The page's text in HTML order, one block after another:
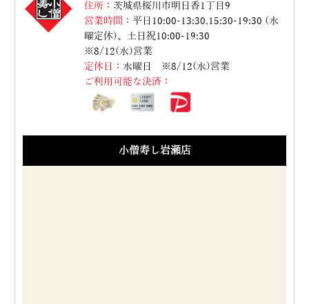
住所： 茨城県桜川市明日香1丁目9
営業時間： 平日10:00-13:30,15:30-19:30 (水
曜定休)、土日祝10:00-19:30
※8/12(水)営業
定休日： 水曜日 ※8/12(水)営業
ご利用可能な決済：
小僧寿し岩瀬店